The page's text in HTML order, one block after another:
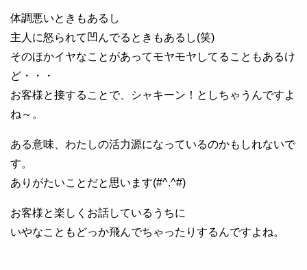
体調悪いときもあるし
主人に怒られて凹んでるときもあるし(笑)
そのほかイヤなことがあってモヤモヤしてることもあるけ
ど・・・
お客様と接することで、シャキーン！としちゃうんですよ
ね～。
ある意味、わたしの活力源になっているのかもしれないで
す。
ありがたいことだと思います(#^.^#)
お客様と楽しくお話しているうちに
いやなこともどっか飛んでちゃったりするんですよね。